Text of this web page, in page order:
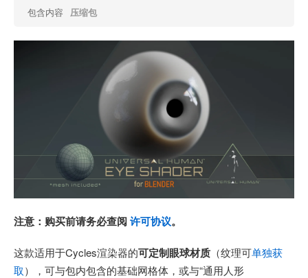
包含内容
压缩包
注意：购买前请务必查阅许可协议。
这款适用于Cycles渲染器的可定制眼球材质 （纹理可单独获
取），可与包内包含的基础网格体，或与“通用人形